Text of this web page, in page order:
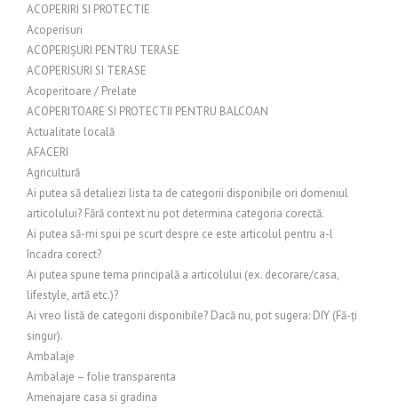
ACOPERIRI SI PROTECTIE
Acoperisuri
ACOPERIȘURI PENTRU TERASE
ACOPERISURI SI TERASE
Acoperitoare / Prelate
ACOPERITOARE SI PROTECTII PENTRU BALCOAN
Actualitate locală
AFACERI
Agricultură
Ai putea să detaliezi lista ta de categorii disponibile ori domeniul
articolului? Fără context nu pot determina categoria corectă.
Ai putea să-mi spui pe scurt despre ce este articolul pentru a-l
încadra corect?
Ai putea spune tema principală a articolului (ex. decorare/casa,
lifestyle, artă etc.)?
Ai vreo listă de categorii disponibile? Dacă nu, pot sugera: DIY (Fă-ți
singur).
Ambalaje
Ambalaje – folie transparenta
Amenajare casa si gradina